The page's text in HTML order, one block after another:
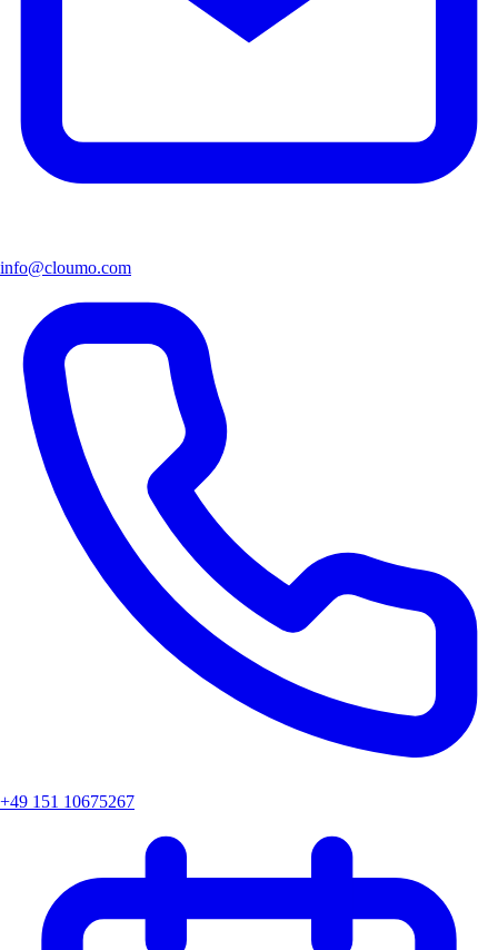
info@cloumo.com
+49 151 10675267